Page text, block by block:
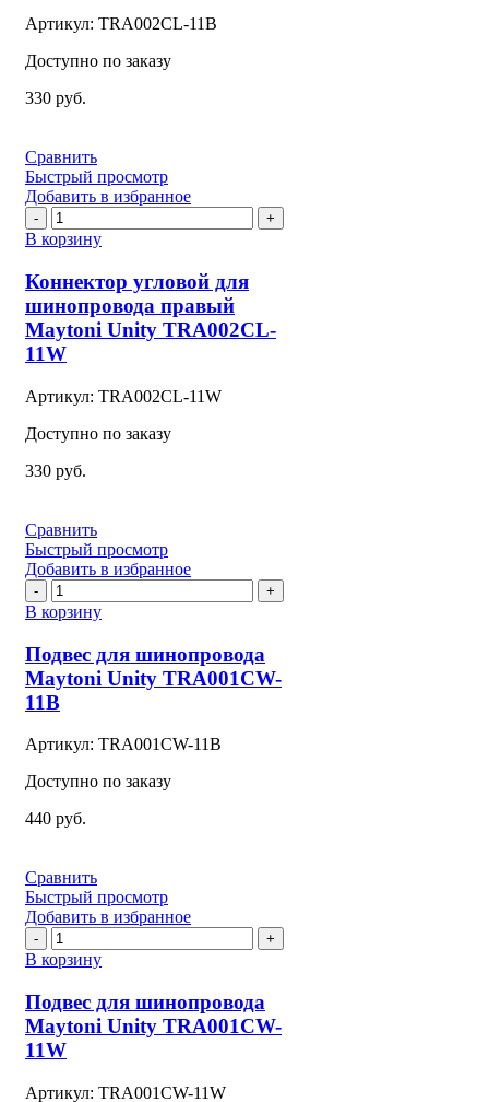
TRA002CL-
Артикул: TRA002CL-11B
Доступно по заказу
330 руб.
Сравнить
Быстрый просмотр
Добавить в избранное
Количество
товара
Коннектор
для
шинопровода
правый
Maytoni
TRA002CL-
11W
В корзину
Коннектор угловой для
шинопровода правый
Maytoni Unity TRA002CL-
11W
Артикул: TRA002CL-11W
Доступно по заказу
330 руб.
Сравнить
Быстрый просмотр
Добавить в избранное
Количество
товара
Подвес
шинопровода
Maytoni
Unity
11B
В корзину
Подвес для шинопровода
Maytoni Unity TRA001CW-
11B
Артикул: TRA001CW-11B
Доступно по заказу
440 руб.
Сравнить
Быстрый просмотр
Добавить в избранное
Количество
товара
Подвес
шинопровода
Maytoni
Unity
11W
В корзину
Подвес для шинопровода
Maytoni Unity TRA001CW-
11W
Артикул: TRA001CW-11W